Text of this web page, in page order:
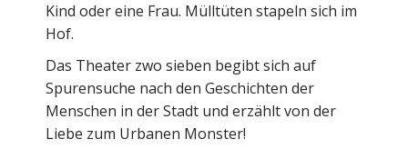
Kind oder eine Frau. Mülltüten stapeln sich im
Hof.
Das Theater zwo sieben begibt sich auf
Spurensuche nach den Geschichten der
Menschen in der Stadt und erzählt von der
Liebe zum Urbanen Monster!